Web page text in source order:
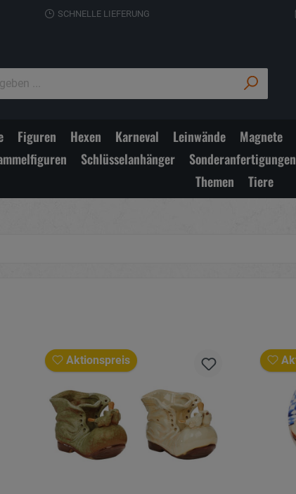
SCHNELLE LIEFERUNG
Figuren Hexen Karneval Leinwände Magnete
Schlüsselanhänger Sonderanfertigungen
Themen
Tiere
Aktionspreis